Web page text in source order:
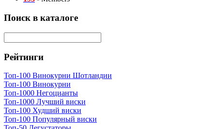
Поиск в каталоге
Рейтинги
Топ-100 Винокурни Шотландии
Топ-100 Винокурни
Топ-1000 Негоцианты
Топ-1000 Лучший виски
Топ-100 Худший виски
Топ-100 Популярный виски